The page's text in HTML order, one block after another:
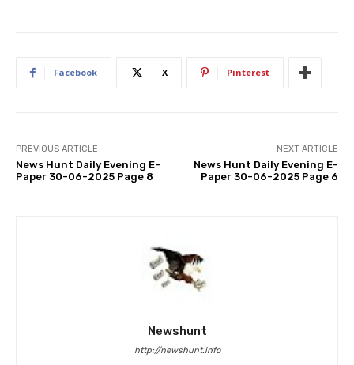
Facebook X Pinterest
PREVIOUS ARTICLE
News Hunt Daily Evening E-
Paper 30-06-2025 Page 8
NEXT ARTICLE
News Hunt Daily Evening E-
Paper 30-06-2025 Page 6
Newshunt
http://newshunt.info